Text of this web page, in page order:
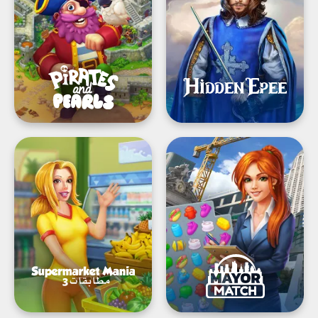
وتصميم
Game
Supermarket
Mania®
-
Match
3:
Shopping
Adventure
Frenzy
Mayor
Match:
Big
City
Builder